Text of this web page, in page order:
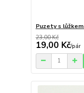
Puzety s
23,00 Kč
19,00 Kč/pár